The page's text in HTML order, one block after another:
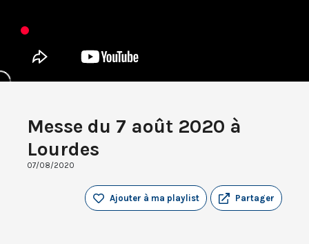
Messe du 7 août 2020 à
Lourdes
07/08/2020
Partager
Ajouter à ma playlist